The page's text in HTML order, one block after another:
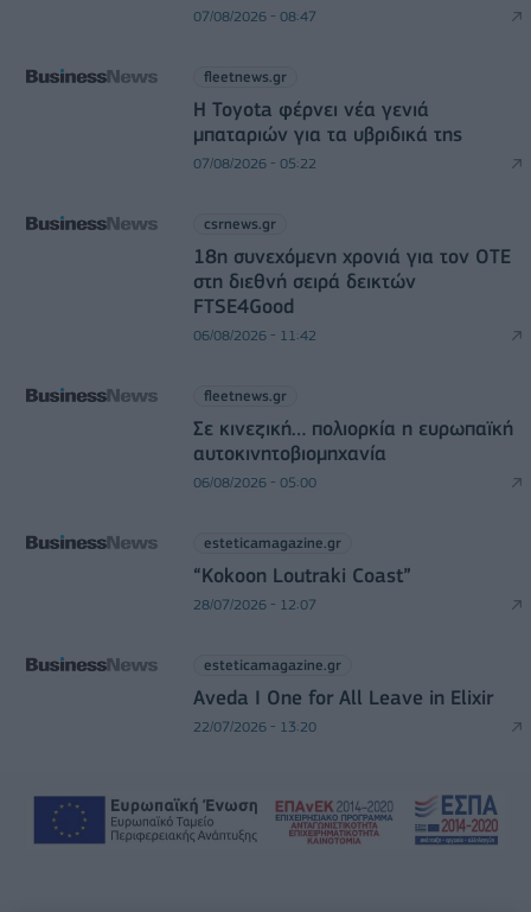
07/08/2026 - 08:47
fleetnews.gr
Η Toyota φέρνει νέα γενιά
μπαταριών για τα υβριδικά της
07/08/2026 - 05:22
csrnews.gr
18η συνεχόμενη χρονιά για τον ΟΤΕ
στη διεθνή σειρά δεικτών
FTSE4Good
06/08/2026 - 11:42
fleetnews.gr
Σε κινεζική… πολιορκία η ευρωπαϊκή
αυτοκινητοβιομηχανία
06/08/2026 - 05:00
esteticamagazine.gr
“Kokoon Loutraki Coast”
28/07/2026 - 12:07
esteticamagazine.gr
Aveda I One for All Leave in Elixir
22/07/2026 - 13:20